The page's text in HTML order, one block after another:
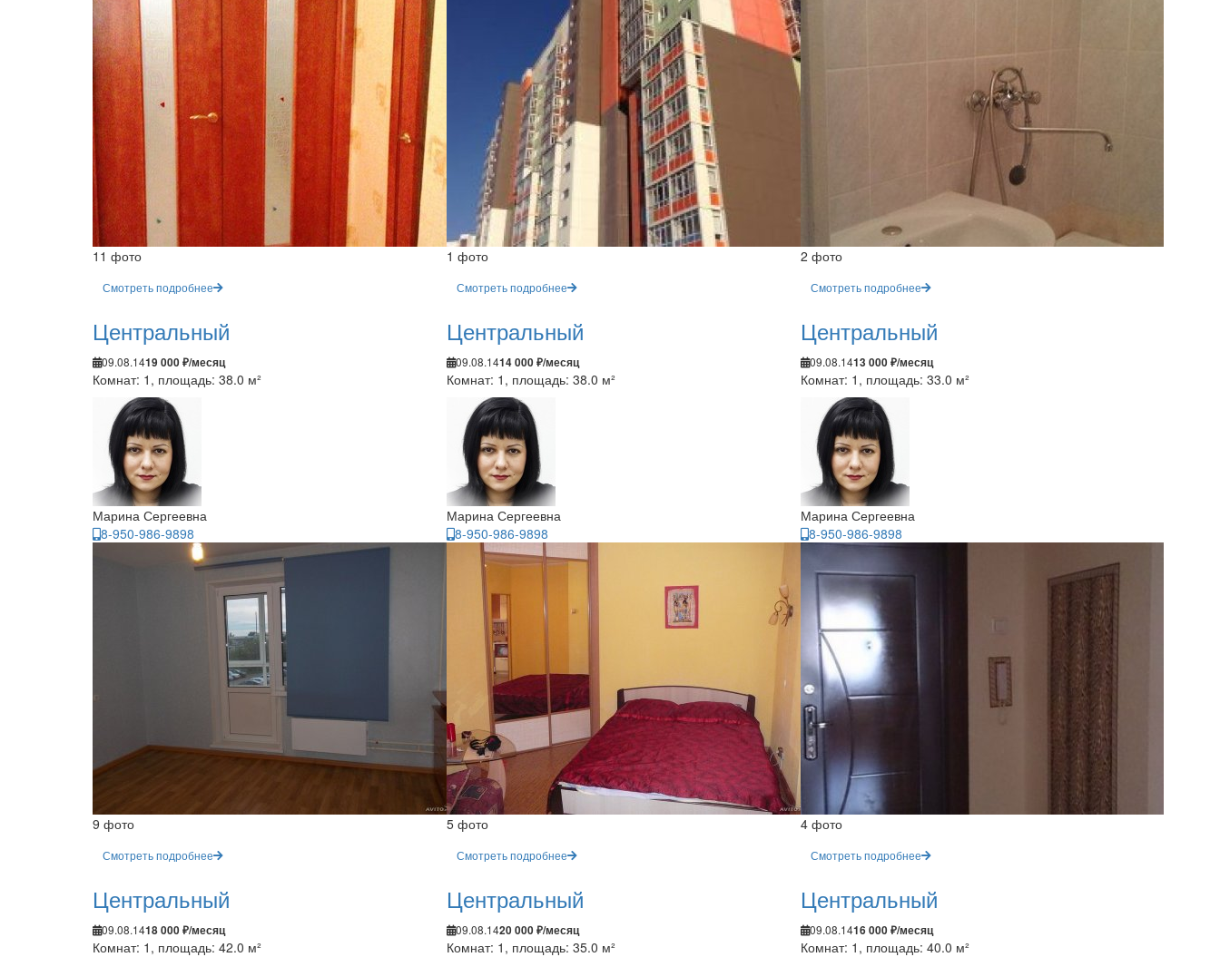
11 фото
Смотреть подробнее
Центральный
09.08.1419 000 ₽/месяц
Комнат: 1, площадь: 38.0 м²
Марина Сергеевна
8-950-986-9898
1 фото
Смотреть подробнее
Центральный
09.08.1414 000 ₽/месяц
Комнат: 1, площадь: 38.0 м²
Марина Сергеевна
8-950-986-9898
2 фото
Смотреть подробнее
Центральный
09.08.1413 000 ₽/месяц
Комнат: 1, площадь: 33.0 м²
Марина Сергеевна
8-950-986-9898
9 фото
Смотреть подробнее
Центральный
09.08.1418 000 ₽/месяц
Комнат: 1, площадь: 42.0 м²
5 фото
Смотреть подробнее
Центральный
09.08.1420 000 ₽/месяц
Комнат: 1, площадь: 35.0 м²
4 фото
Смотреть подробнее
Центральный
09.08.1416 000 ₽/месяц
Комнат: 1, площадь: 40.0 м²